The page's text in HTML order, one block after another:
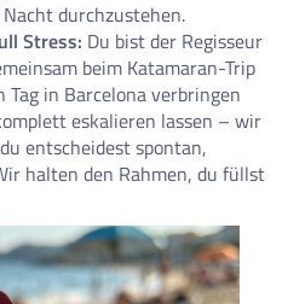
durchzustehen.
Stress: Du bist der Regisseur
beim Katamaran-Trip
Tag in Barcelona verbringen
eskalieren lassen – wir
entscheidest spontan,
halten den Rahmen, du füllst